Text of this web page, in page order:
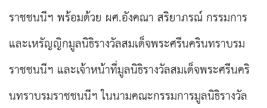
ราชชนนีฯ พร้อมด้วย ผศ.อังคณา สริยาภรณ์ กรรมการ
และเหรัญญิกมูลนิธิรางวัลสมเด็จพระศรีนครินทราบรม
ราชชนนีฯ และเจ้าหน้าที่มูลนิธิรางวัลสมเด็จพระศรีนคริ
นทราบรมราชชนนีฯ ในนามคณะกรรมการมูลนิธิรางวัล